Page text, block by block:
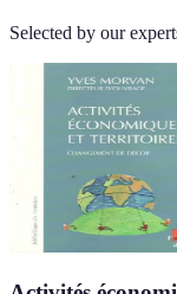
Selected by our